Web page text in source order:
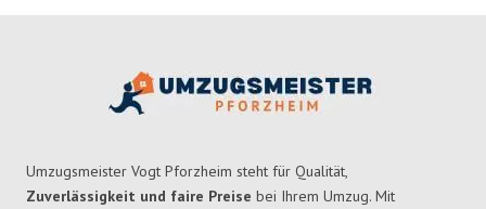
Umzugsmeister Vogt Pforzheim steht für Qualität,
Zuverlässigkeit und faire Preise bei Ihrem Umzug. Mit